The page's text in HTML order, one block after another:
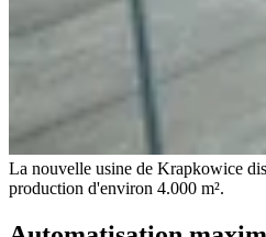
La nouvelle usine de Krapkowice
production d'environ 4.000 m².